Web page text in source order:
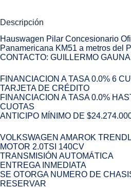
Descripción
Hauswagen Pilar Concesionario
Panamericana KM51 a metros del
CONTACTO: GUILLERMO GAUNA
FINANCIACION A TASA 0.0% 6
TARJETA DE CRÉDITO
FINANCIACION A TASA 0.0%
CUOTAS
ANTICIPO MÍNIMO DE
VOLKSWAGEN AMAROK
MOTOR 2.0TSI 140CV
TRANSMISIÓN AUTOMÁTICA
ENTREGA INMEDIATA
SE OTORGA NUMERO DE
RESERVAR